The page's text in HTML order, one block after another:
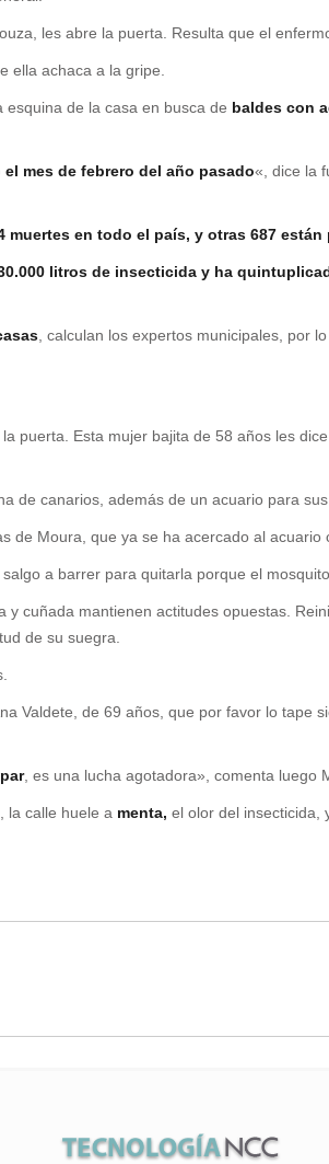
les abre la puerta. Resulta que el
ella achaca a la gripe.
de la casa en busca de baldes con
mes de febrero del año pasado«, dice la
muertes en todo el país, y otras 687 están
litros de insecticida y ha
, calculan los expertos municipales, por
puerta. Esta mujer bajita de 58 años les
de canarios, además de un acuario para sus
Moura, que ya se ha acercado al
a barrer para quitarla porque el
y cuñada mantienen actitudes opuestas.
de su suegra.
Valdete, de 69 años, que por favor lo tape
, es una lucha agotadora», comenta luego
la calle huele a menta, el olor del insecticida,